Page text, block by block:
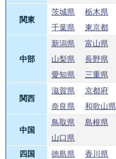
関東
茨城県 栃木県
千葉県
東京都
中部
新潟県 富山県
山梨県
長野県
愛知県
三重県
関西
滋賀県 京都府
奈良県
和歌山県
中国
鳥取県 島根県
山口県
四国
徳島県 香川県